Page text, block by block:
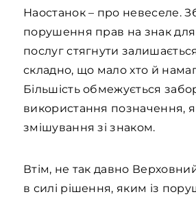
Наостанок – про невеселе.
порушення прав на знак для
послуг стягнути
складно, що мало хто й
Більшість обмежується
використання позначення,
змішування зі знаком.
Втім, не так давно
в силі рішення, яким із